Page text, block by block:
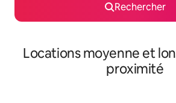
Rechercher
Locations moyenne et
proximité